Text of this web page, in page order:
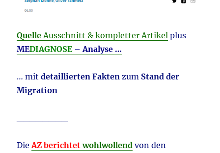
Quelle Ausschnitt & kompletter Artikel plus
MEDIAGNOSE – Analyse …
… mitdetaillierten Fakten zum Stand der
Migration
DieAZ berichtetwohlwollend von den